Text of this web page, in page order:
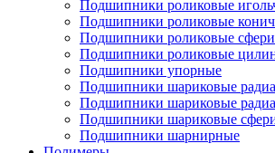
Подшипники роликовые
Подшипники роликовые
Подшипники роликовые
Подшипники роликовые
Подшипники упорные
Подшипники шариковые
Подшипники шариковые
Подшипники шариковые
Подшипники шарнирные